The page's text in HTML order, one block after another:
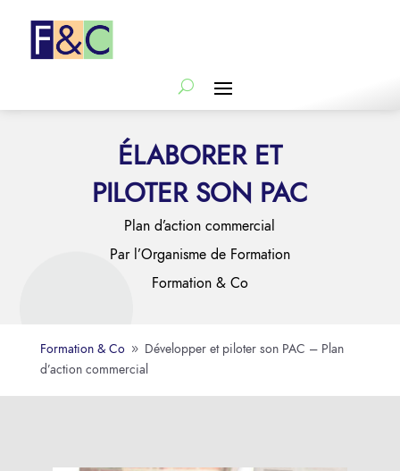
ÉLABORER ET
PILOTER SON PAC
Plan d’action commercial
Par l’Organisme de Formation
Formation & Co
Formation & Co 9 Développer et piloter son PAC – Plan
d’action commercial